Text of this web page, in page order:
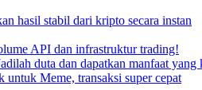
hasil stabil dari kripto secara instan
API dan infrastruktur trading!
duta dan dapatkan manfaat
untuk Meme, transaksi super cepat